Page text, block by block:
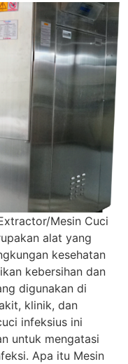
Mesin Cuci
alat yang
kesehatan
kebersihan dan
digunakan di
klinik, dan
infeksius ini
untuk mengatasi
Apa itu Mesin